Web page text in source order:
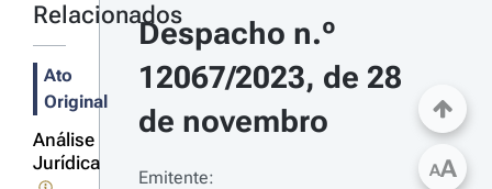
Relacionados
Ato
Original
Análise
Jurídica
Despacho n.º
12067/2023, de 28
de novembro
Emitente:
AA